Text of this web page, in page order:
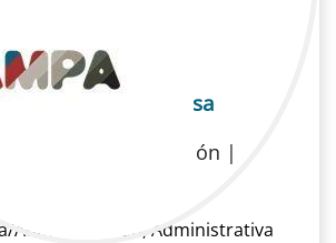
Padilla De la Ossa
Jurídica/Administración |
Administración, Administrativa